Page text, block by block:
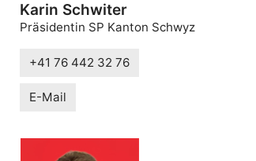
Karin Schwiter
Präsidentin SP Kanton Schwyz
+41 76 442 32 76
E-Mail